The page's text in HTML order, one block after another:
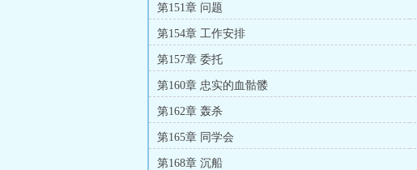
第151章 问题
第154章 工作安排
第157章 委托
第160章 忠实的血骷髅
第162章 轰杀
第165章 同学会
第168章 沉船